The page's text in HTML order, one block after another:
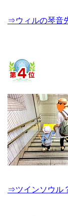
⇒ウィルの琴音
⇒ツインソウル